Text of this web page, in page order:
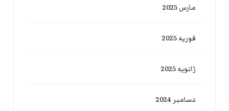
مارس 2025
فوریه 2025
ژانویه 2025
دسامبر 2024